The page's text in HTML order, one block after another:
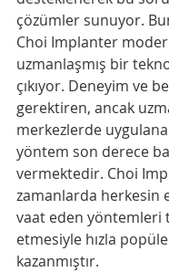
çözümler sunuyor.
Choi Implanter
uzmanlaşmış bir
çıkıyor. Deneyim ve
gerektiren, ancak
merkezlerde
yöntem son derece
vermektedir. Choi
zamanlarda herkesin
vaat eden yöntemleri
etmesiyle hızla
kazanmıştır.